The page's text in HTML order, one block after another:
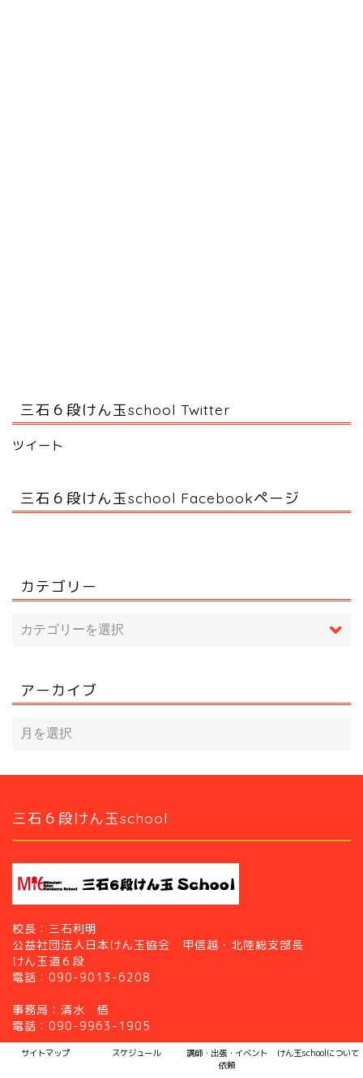
三石６段けん玉school Twitter
ツイート
三石６段けん玉school Facebookページ
カテゴリー
アーカイブ
三石６段けん玉school
校長：三石利明
公益社団法人日本けん玉協会 甲信越・北陸総支部長
けん玉道６段
電話：090-9013-6208
事務局：清水 悟
電話：090-9963-1905
サイトマップ スケジュール
講師・出張・イベント
依頼
けん玉schoolについて